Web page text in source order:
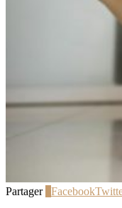
Partager Facebook